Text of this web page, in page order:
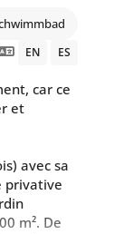
EN ES
car ce
et
avec sa
privative
m². De